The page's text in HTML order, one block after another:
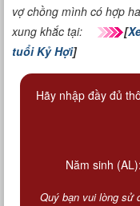
vợ chồng mình có hợp
xung khắc tại:
[
tuổi Kỷ Hợi]
Hãy nhập đầy đủ
Năm sinh (AL):
Quý bạn vui lòng sử